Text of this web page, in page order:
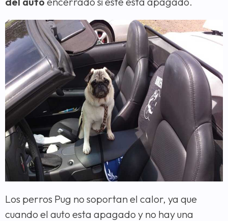
Los perros Pug no soportan el calor, ya que
cuando el auto esta apagado y no hay una